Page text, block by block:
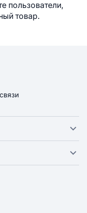
пользователи,
товар.